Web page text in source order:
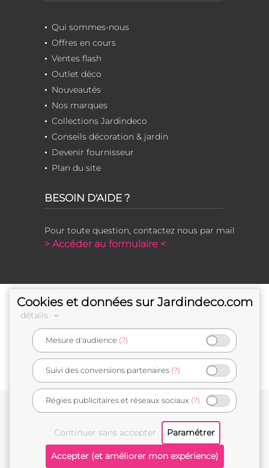
Qui sommes-nous
Offres en cours
Ventes flash
Outlet déco
Nouveautés
Nos marques
Collections Jardindeco
Conseils décoration & jardin
Devenir fournisseur
Plan du site
BESOIN D'AIDE ?
Pour toute question, contactez nous par mail
> Accéder au formulaire <
e-commerçant français
Conditions générales de vente
Cookies et données sur Jardindeco.com
détails
Mesure d'audience (?)
Suivi des conversions partenaires (?)
Régies publicitaires et réseaux sociaux (?)